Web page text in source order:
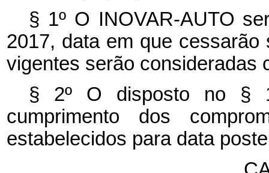
§ 1º O INOVAR-AUTO
2017, data em que
vigentes serão consideradas
§ 2º O disposto no §
cumprimento dos
estabelecidos para data